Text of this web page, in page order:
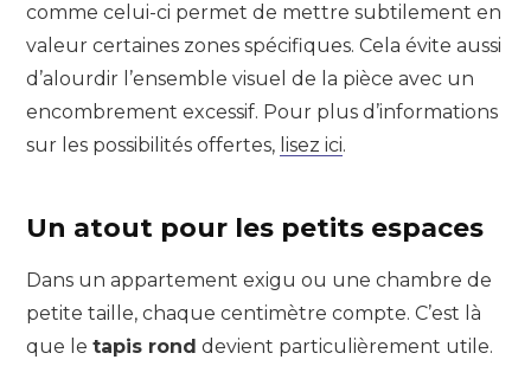
comme celui-ci permet de mettre subtilement en
valeur certaines zones spécifiques. Cela évite aussi
d’alourdir l’ensemble visuel de la pièce avec un
encombrement excessif. Pour plus d’informations
sur les possibilités offertes, lisez ici.
Un atout pour les petits espaces
Dans un appartement exigu ou une chambre de
petite taille, chaque centimètre compte. C’est là
que le tapis rond devient particulièrement utile.